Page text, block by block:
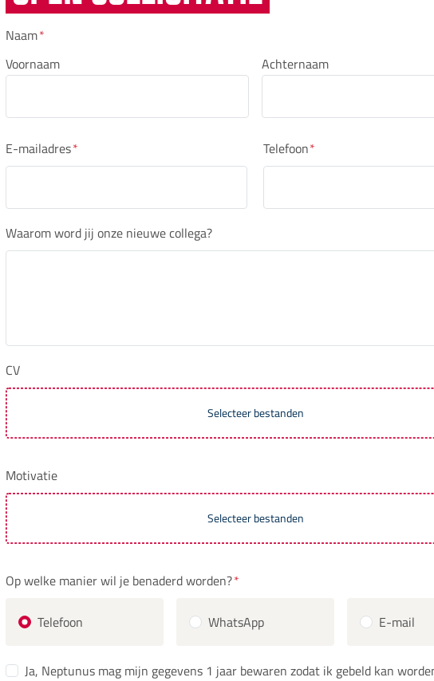
Naam*
Voornaam
Achternaam
E-mailadres* Telefoon*
Waarom word jij onze nieuwe collega?
CV
Selecteer bestanden
Motivatie
Selecteer bestanden
Op welke manier wil je benaderd worden?*
Telefoon WhatsApp E-mail
Ja, Neptunus mag mijn gegevens 1 jaar bewaren zodat ik gebeld kan